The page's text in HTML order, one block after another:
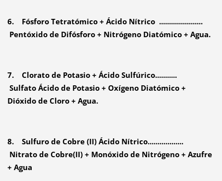
6. Fósforo Tetratómico + Ácido Nítrico ......................
Pentóxido de Difósforo + Nitrógeno Diatómico + Agua.
7. Clorato de Potasio + Ácido Sulfúrico...........
Sulfato Ácido de Potasio + Oxígeno Diatómico +
Dióxido de Cloro + Agua.
8. Sulfuro de Cobre (II) Ácido Nítrico..................
Nitrato de Cobre(II) + Monóxido de Nitrógeno + Azufre
+ Agua